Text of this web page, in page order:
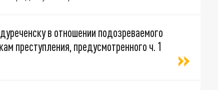
в отношении подозреваемого
преступления, предусмотренного ч. 1